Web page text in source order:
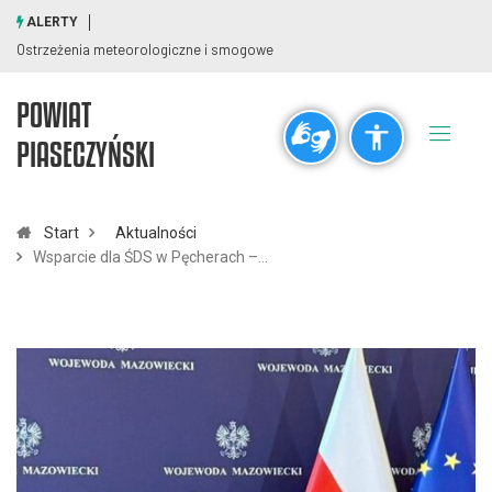
visibility_off title
Rozdzielczość
Czcionki
ALERTY
Ostrzeżenia meteorologiczne i smogowe
POWIAT
PIASECZYŃSKI
Start
Aktualności
Wsparcie dla ŚDS w Pęcherach –…